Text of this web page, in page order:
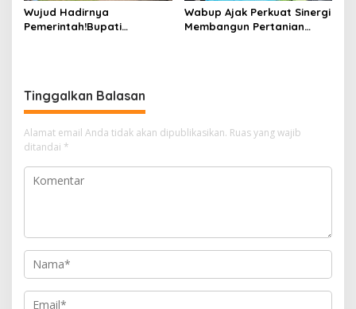
Wujud Hadirnya
Pemerintah!Bupati
Wabup Ajak Perkuat Sinergi
Membangun Pertanian
Tinggalkan Balasan
Alamat email Anda tidak akan dipublikasikan. Ruas yang wajib
ditandai *